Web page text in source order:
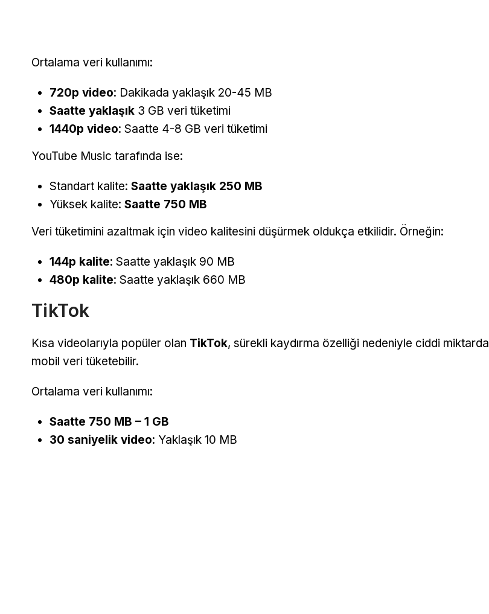
Ortalama veri kullanımı:
720p video: Dakikada yaklaşık 20-45 MB
Saatte yaklaşık 3 GB veri tüketimi
1440p video: Saatte 4-8 GB veri tüketimi
YouTube Music tarafında ise:
Standart kalite: Saatte yaklaşık 250 MB
Yüksek kalite: Saatte 750 MB
Veri tüketimini azaltmak için video kalitesini düşürmek oldukça etkilidir. Örneğin:
144p kalite: Saatte yaklaşık 90 MB
480p kalite: Saatte yaklaşık 660 MB
TikTok
Kısa videolarıyla popüler olan TikTok, sürekli kaydırma özelliği nedeniyle ciddi miktarda
mobil veri tüketebilir.
Ortalama veri kullanımı:
Saatte 750 MB – 1 GB
30 saniyelik video: Yaklaşık 10 MB